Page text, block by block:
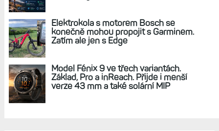
jedním slovem parádní, těžko něco
vytknout. Ale ta nositelnost
trénink produktivní a jestli se nachází
v optimálních oblastech